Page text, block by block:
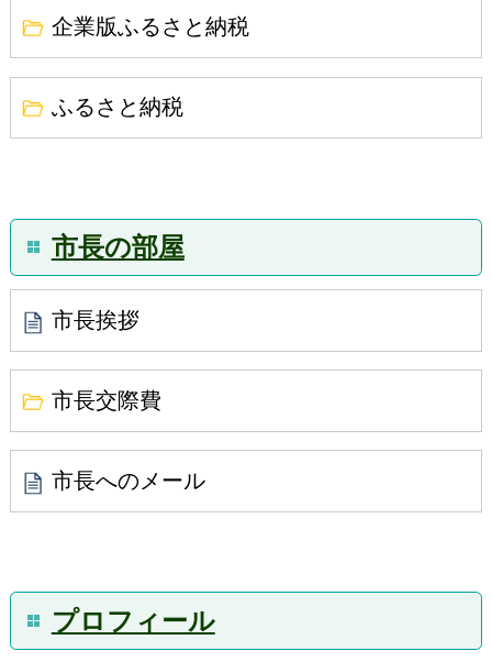
企業版ふるさと納税
ふるさと納税
市長の部屋
市長挨拶
市長交際費
市長へのメール
プロフィール